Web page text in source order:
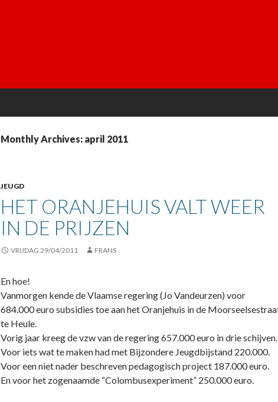
Monthly Archives: april 2011
JEUGD
HET ORANJEHUIS VALT WEER
IN DE PRIJZEN
VRIJDAG 29/04/2011 FRANS
En hoe!
Vanmorgen kende de Vlaamse regering (Jo Vandeurzen) voor
684.000 euro subsidies toe aan het Oranjehuis in de
te Heule.
Vorig jaar kreeg de vzw van de regering 657.000 euro in drie schijven.
Voor iets wat te maken had met Bijzondere Jeugdbijstand 220.000.
Voor een niet nader beschreven pedagogisch project 187.000 euro.
En voor het zogenaamde “Colombusexperiment” 250.000 euro.